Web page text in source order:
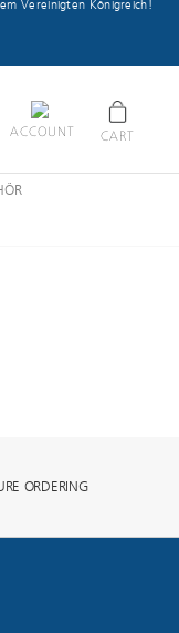
Vereinigten Königreich!
ACCOUNT CART
ORDERING